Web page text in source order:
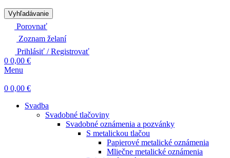
Vyhľadávanie
Porovnať
Zoznam želaní
Prihlásiť / Registrovať
0 0,00 €
Menu
0 0,00 €
Svadba
Svadobné tlačoviny
Svadobné oznámenia a pozvánky
S metalickou tlačou
Papierové metalické oznámenia
Mliečne metalické oznámenia